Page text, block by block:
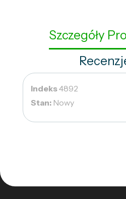
Szczegóły
Indeks4892
Stan: Nowy